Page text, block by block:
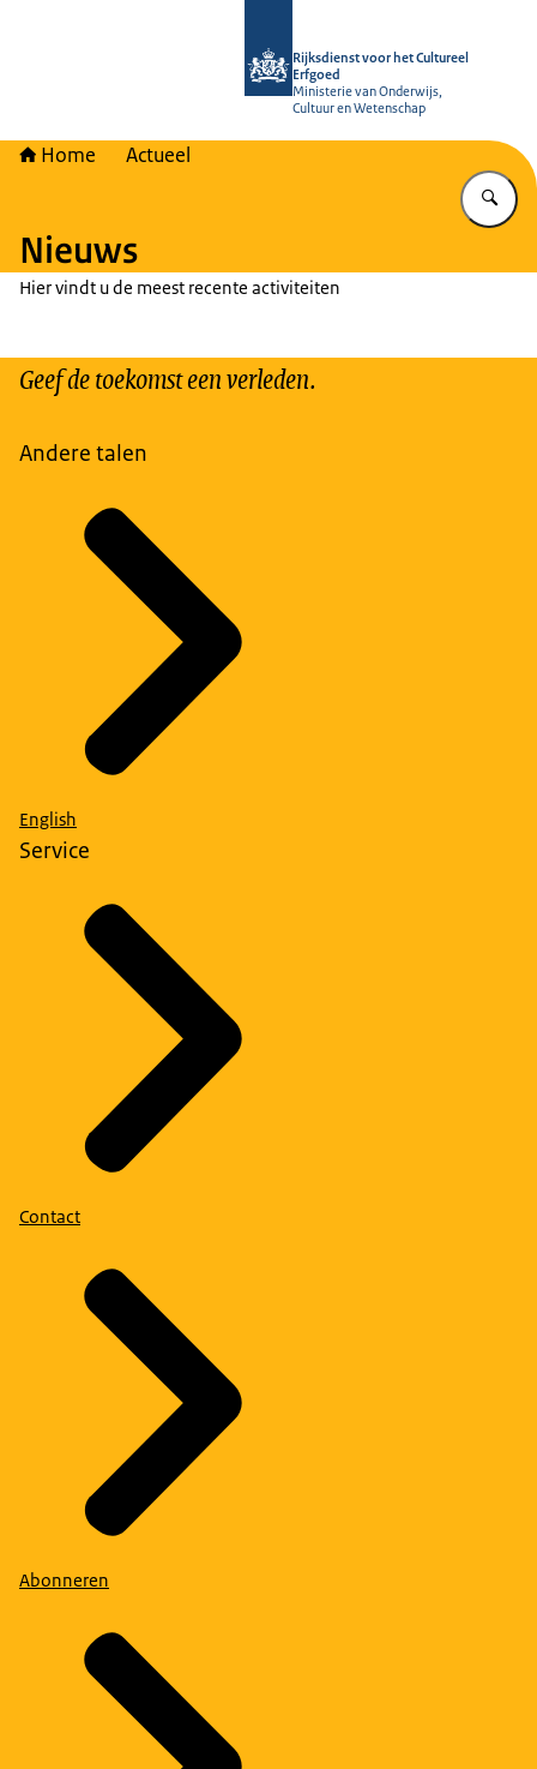
Rijksdienst voor het Cultureel
Erfgoed
Ministerie van Onderwijs,
Cultuur en Wetenschap
Home Actueel
Nieuws
Hier vindt u de meest recente activiteiten
Geef de toekomst een verleden.
Andere talen
English
Service
Contact
Abonneren